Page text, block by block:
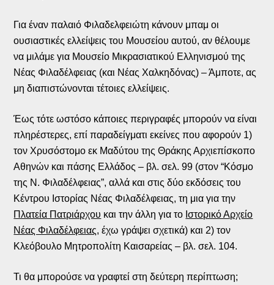
Για έναν παλαιό Φιλαδελφειώτη κάνουν μπαμ οι
ουσιαστικές ελλείψεις του Μουσείου αυτού, αν θέλουμε
να μιλάμε για Μουσείο Μικρασιατικού Ελληνισμού της
Νέας Φιλαδέλφειας (και Νέας Χαλκηδόνας) – Άμποτε, ας
μη διαπιστώνονται τέτοιες ελλείψεις.
Έως τότε ωστόσο κάποιες περιγραφές μπορούν να είναι
πληρέστερες, επί παραδείγματι εκείνες που αφορούν 1)
τον Χρυσόστομο εκ Μαδύτου της Θράκης Αρχιεπίσκοπο
Αθηνών και πάσης Ελλάδος – βλ. σελ. 99 (στον “Κόσμο
της Ν. Φιλαδέλφειας”, αλλά και στις δύο εκδόσεις του
Κέντρου Ιστορίας Νέας Φιλαδέλφειας, τη μια για την
Πλατεία Πατριάρχου και την άλλη για το Ιστορικό Αρχείο
Νέας Φιλαδέλφειας, έχω γράψει σχετικά) και 2) τον
Κλεόβουλο Μητροπολίτη Καισαρείας – βλ. σελ. 104.
Τι θα μπορούσε να γραφτεί στη δεύτερη περίπτωση;